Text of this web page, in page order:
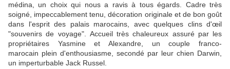
médina, un choix qui nous a ravis à tous égards. Cadre très
soigné, impeccablement tenu, décoration originale et de bon goût
dans l'esprit des palais marocains, avec quelques clins d'œil
"souvenirs de voyage". Accueil très chaleureux assuré par les
propriétaires Yasmine et Alexandre, un couple franco-
marocain plein d'enthousiasme, secondé par leur chien Darwin,
un imperturbable Jack Russel.